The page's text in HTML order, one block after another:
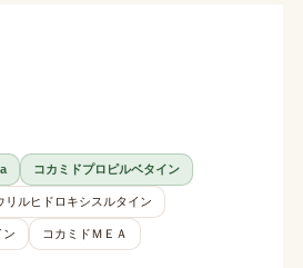
コカミドプロピルベタイン
リルヒドロキシスルタイン
ン
コカミドＭＥＡ